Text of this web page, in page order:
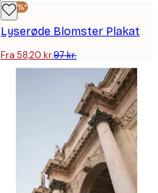
-40%*
Lyserøde Blomster Plakat
Fra 58,20 kr.97 kr.